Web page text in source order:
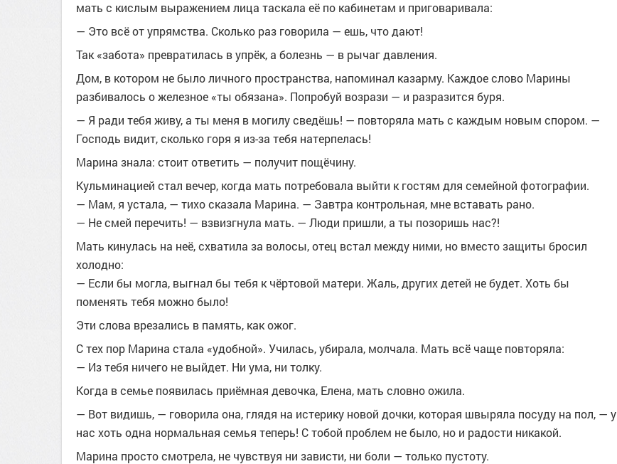
мать с кислым выражением лица таскала её по кабинетам и приговаривала:
— Это всё от упрямства. Сколько раз говорила — ешь, что дают!
Так «забота» превратилась в упрёк, а болезнь — в рычаг давления.
Дом, в котором не было личного пространства, напоминал казарму. Каждое слово Марины
разбивалось о железное «ты обязана». Попробуй возрази — и разразится буря.
— Я ради тебя живу, а ты меня в могилу сведёшь! — повторяла мать с каждым новым спором. —
Господь видит, сколько горя я из-за тебя натерпелась!
Марина знала: стоит ответить — получит пощёчину.
Кульминацией стал вечер, когда мать потребовала выйти к гостям для семейной фотографии.
— Мам, я устала, — тихо сказала Марина. — Завтра контрольная, мне вставать рано.
— Не смей перечить! — взвизгнула мать. — Люди пришли, а ты позоришь нас?!
Мать кинулась на неё, схватила за волосы, отец встал между ними, но вместо защиты бросил
холодно:
— Если бы могла, выгнал бы тебя к чёртовой матери. Жаль, других детей не будет. Хоть бы
поменять тебя можно было!
Эти слова врезались в память, как ожог.
С тех пор Марина стала «удобной». Училась, убирала, молчала. Мать всё чаще повторяла:
— Из тебя ничего не выйдет. Ни ума, ни толку.
Когда в семье появилась приёмная девочка, Елена, мать словно ожила.
— Вот видишь, — говорила она, глядя на истерику новой дочки, которая швыряла посуду на пол, — у
нас хоть одна нормальная семья теперь! С тобой проблем не было, но и радости никакой.
Марина просто смотрела, не чувствуя ни зависти, ни боли — только пустоту.